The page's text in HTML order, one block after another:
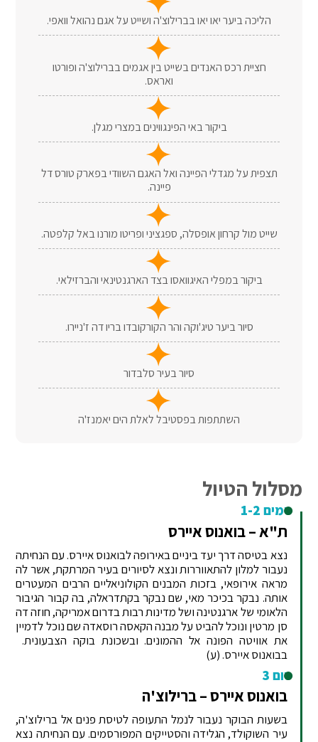
הליכה ביער יאו יאו בברילוצ'ה ושייט על אגם נהואל וואפי.
חציית רכס האנדים בשייט בין אגמים בברילוצ'ה ופורטו
ואראס.
ביקור באי הפינגווינים במצרי מגלן.
תצפית על מגדלי הפיינה ואל האגם השוודי בפארק טורס דל
פיינה.
שייט מול קרחון אופסלה, ספגציני ופריטו מורנו באל קלפטה.
ביקור במפלי האיגוואסו בצד הארגנטינאי והברזילאי.
סיור ביער טיג'וקה והר הקורקובדו בריו דה ז'ניירו.
סיור בעיר סלבדור
השתתפות בפסטיבל לאלת הים יאמנז'ה
מסלול הטיול
ימים 1-2
ת"א – בואנוס איירס
נצא בטיסה דרך יעד ביניים באירופה לבואנוס איירס. עם הנחיתה
נעבור למלון להתאווררות ונצא לסיורים בעיר המרתקת, אשר לה
מראה אירופאי, בזכות המבנים הקולוניאליים הרבים המעטרים
אותה. נבקר בכיכר מאי, שם נבקר בקתדראלה, בה קבור הגיבור
הלאומי של ארגנטינה ושל מדינות רבות בדרום אמריקה, חוזה דה
סן מרטין ונוכל להביט על מבנה הקאסה רוסאדה שם נוכל לדמיין
את אוויטה הפונה אל ההמונים. ובשכונת בוקה הצבעונית.
בבואנוס איירס. (ע)
יום 3
בואנוס איירס – ברילוצ'ה
בשעות הבוקר נעבור לנמל התעופה לטיסת פנים אל ברילוצ'ה,
עיר השוקולד, הגלידה והסטייקים המפורסמים. עם הנחיתה נצא